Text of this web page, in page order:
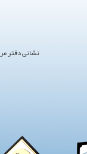
نشانی دفتر مرکزی